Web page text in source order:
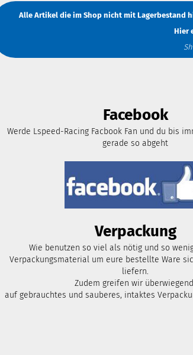
Alle Artikel die im Shop nicht mit Lagerbestand
Hier
Facebook
Werde Lspeed-Racing Facbook Fan und du bis
gerade so abgeht
Verpackung
Wie benutzen so viel als nötig und so
Verpackungsmaterial um eure bestellte Ware
liefern.
Zudem greifen wir überwiegend
auf gebrauchtes und sauberes, intaktes